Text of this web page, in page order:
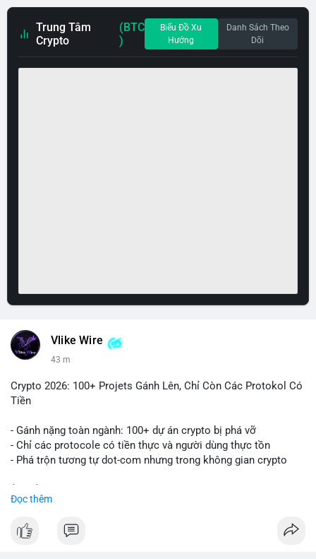
Trung Tâm
Crypto
(BTC
)
Biểu Đồ Xu
Hướng
Danh Sách Theo
Dõi
Vlike Wire
43 m
Crypto 2026: 100+ Projets Gánh Lên, Chỉ Còn Các Protokol Có
Tiền
- Gánh nặng toàn ngành: 100+ dự án crypto bị phá vỡ
- Chỉ các protocole có tiền thực và người dùng thực tồn
- Phá trộn tương tự dot-com nhưng trong không gian crypto
Đọc thêm